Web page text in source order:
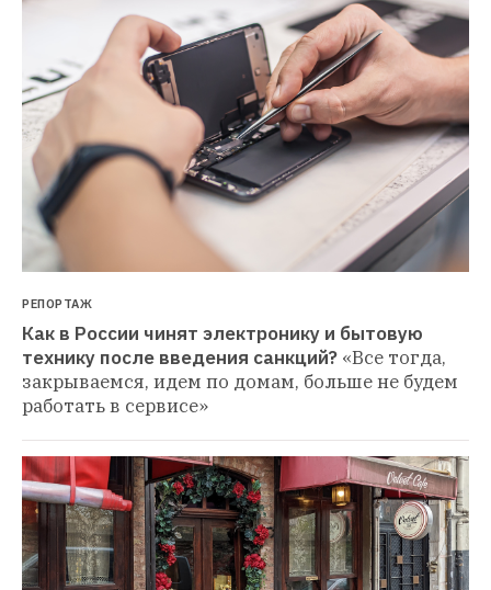
РЕПОРТАЖ
Как в России чинят электронику и бытовую
технику после введения санкций? «Все тогда,
закрываемся, идем по домам, больше не будем
работать в сервисе»